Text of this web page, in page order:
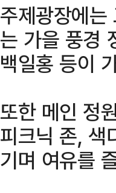
주제광장에
는 가을 풍경
백일홍 등이
또한 메인 정
피크닉 존, 색
기며 여유를